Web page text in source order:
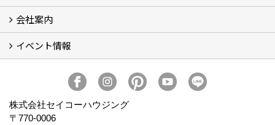
田宮・矢三の不動産ならセイコーハウジング
土地・中古住宅情報
賃貸情報
実家相続
ECOTOWN西矢三第3期・第4期分譲中
会社案内
会社概要
アクセス
スタッフ紹介
家づくりコラム
消費者志向自主宣言
ZEHビルダー2025年度実績報告書
SDGs宣言
リクルート
プライバシーポリシー
ご紹介キャンペーン
イベント情報
イベント予告
イベント報告
株式会社セイコーハウジング
〒770-0006